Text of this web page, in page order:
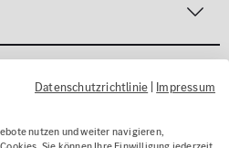
Datenschutzrichtlinie | Impressum
nutzen und weiter navigieren,